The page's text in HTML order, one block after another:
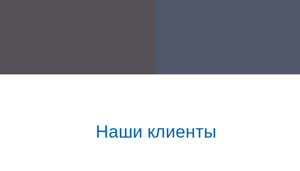
Наши клиенты